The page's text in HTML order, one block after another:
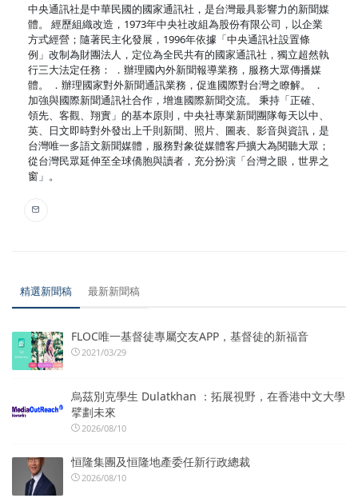
中央通訊社是中華民國的國家通訊社，是台灣最具影響力的新聞媒
體。 經歷組織改造，1973年中央社改組為股份有限公司，以企業
方式經營；隨著民主化發展，1996年依據「中央通訊社設置條
例」改制為財團法人，定位為全民共有的國家通訊社，獨立超然執
行三大法定任務： ．辦理國內外新聞報導業務，服務大眾傳播媒
體。 ．辦理國家對外新聞通訊業務，促進國際對台灣之瞭解。 ．
加強與國際新聞通訊社合作，增進國際新聞交流。 秉持「正確、
領先、客觀、翔實」的基本原則，中央社專業新聞團隊每天以中、
英、日文即時對外發出上千則新聞、照片、圖表、影音與資訊，是
台灣唯一多語文新聞媒體，服務對象從媒體客戶擴大為閱聽大眾；
從台灣民眾延伸至全球僑胞與讀者，充分扮演「台灣之眼，世界之
窗」。
精選新聞稿 最新新聞稿
FLOC唯一基督徒專屬交友APP，基督徒的新福音
2021/03/29
烏茲別克學生 Dulatkhan ：拓展視野，在香港中文大學
擘劃未來
2026/08/10
恒隆集團及恒隆地產委任新行政總裁
2026/08/10